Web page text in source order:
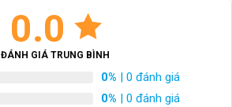
0.0
ĐÁNH GIÁ TRUNG BÌNH
0% | 0 đánh giá
0% | 0 đánh giá